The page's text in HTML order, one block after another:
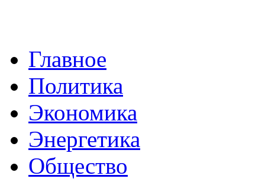
Главное
Политика
Экономика
Энергетика
Общество